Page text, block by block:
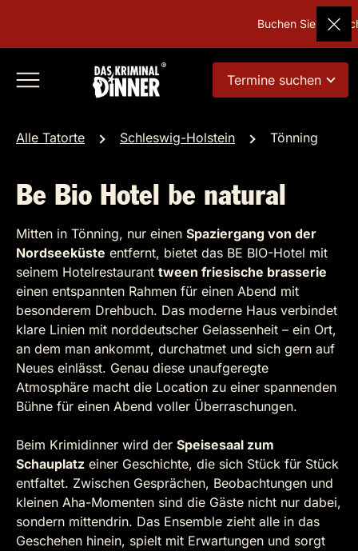
Buchen Sie
Termine suchen
Alle Tatorte Schleswig-Holstein Tönning
Be Bio Hotel be natural
Mitten in Tönning, nur einen Spaziergang von der
Nordseeküste entfernt, bietet das BE BIO-Hotel mit
seinem Hotelrestaurant tween friesische brasserie
einen entspannten Rahmen für einen Abend mit
besonderem Drehbuch. Das moderne Haus verbindet
klare Linien mit norddeutscher Gelassenheit – ein Ort,
an dem man ankommt, durchatmet und sich gern auf
Neues einlässt. Genau diese unaufgeregte
Atmosphäre macht die Location zu einer spannenden
Bühne für einen Abend voller Überraschungen.
Beim Krimidinner wird der Speisesaal zum
Schauplatz einer Geschichte, die sich Stück für Stück
entfaltet. Zwischen Gesprächen, Beobachtungen und
kleinen Aha-Momenten sind die Gäste nicht nur dabei,
sondern mittendrin. Das Ensemble zieht alle in das
Geschehen hinein, spielt mit Erwartungen und sorgt